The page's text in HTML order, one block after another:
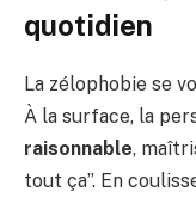
quotidien
La zélophobie se
À la surface, la
raisonnable,
tout ça”. En